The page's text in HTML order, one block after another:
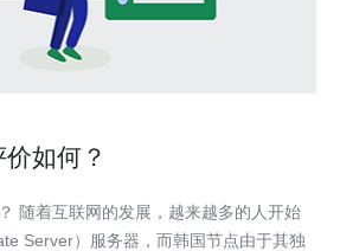
如何？
始
Server）服务器，而韩国节点由于其独